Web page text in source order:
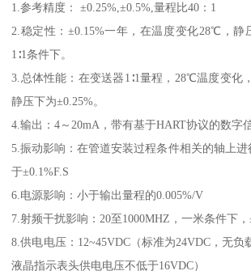
1.参考精度： ±0.25%,±0.5%,量程比40：1
2.稳定性：±0.15%一年，在温度变化28℃，静
1∶1条件下。
3.总体性能：在变送器1∶1量程，28℃温度变化
静压下为±0.25%。
4.输出：4～20mA，带有基于HART协议的数字
5.振动影响：在管道安装过程条件相关的轴上进
于±0.1%F.S
6.电源影响：小于输出量程的0.005%/V
7.射频干扰影响：20至1000MHZ，一米条件下，
8.供电电压：12~45VDC（标准为24VDC，无负
液晶指示表头供电电压不低于16VDC）